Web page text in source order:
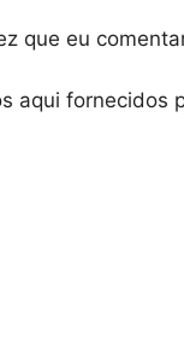
que eu
aqui fornecidos